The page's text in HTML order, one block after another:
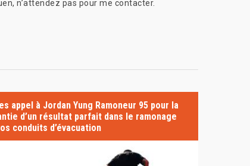
n’attendez pas pour me contacter.
appel à Jordan Yung Ramoneur 95 pour la
d’un résultat parfait dans le ramonage
conduits d’évacuation